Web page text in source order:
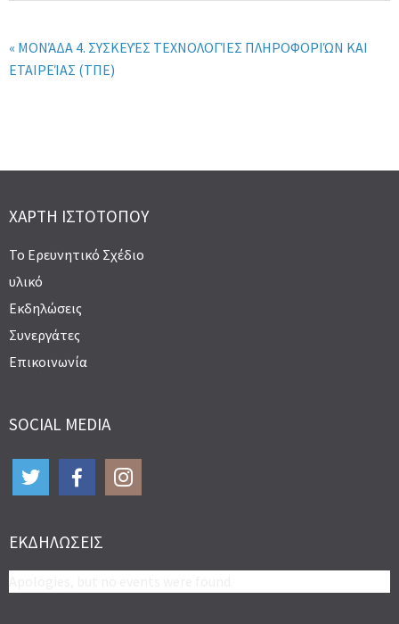
« ΜΟΝΆΔΑ 4. ΣΥΣΚΕΥΈΣ ΤΕΧΝΟΛΟΓΊΕΣ ΠΛΗΡΟΦΟΡΙΏΝ ΚΑΙ
ΕΤΑΙΡΕΊΑΣ (ΤΠΕ)
ΧΆΡΤΗ ΙΣΤΟΤΌΠΟΥ
Το Ερευνητικό Σχέδιο
υλικό
Εκδηλώσεις
Συνεργάτες
Επικοινωνία
SOCIAL MEDIA
ΕΚΔΗΛΏΣΕΙΣ